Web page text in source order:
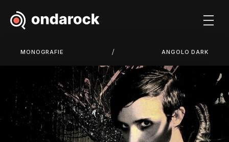
MONOGRAFIE / ANGOLO DARK